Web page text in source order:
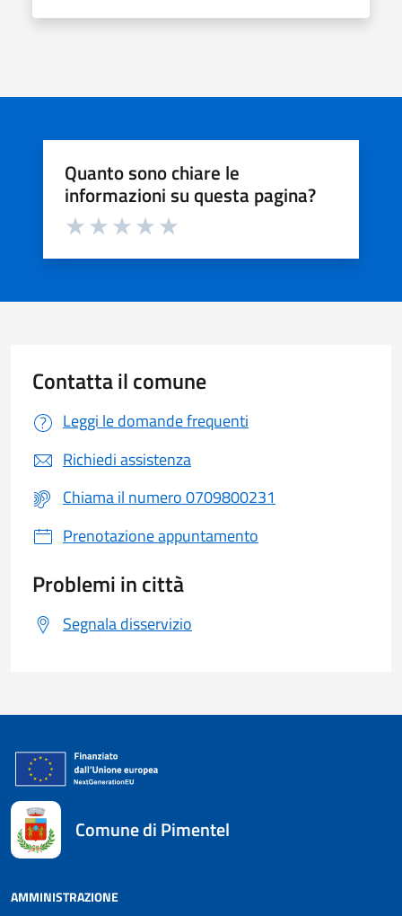
Quanto sono chiare le
informazioni su questa pagina?
Valuta da 1 a 5 stelle la pagina
Contatta il comune
Leggi le domande frequenti
Richiedi assistenza
Chiama il numero 0709800231
Prenotazione appuntamento
Problemi in città
Segnala disservizio
Comune di Pimentel
AMMINISTRAZIONE